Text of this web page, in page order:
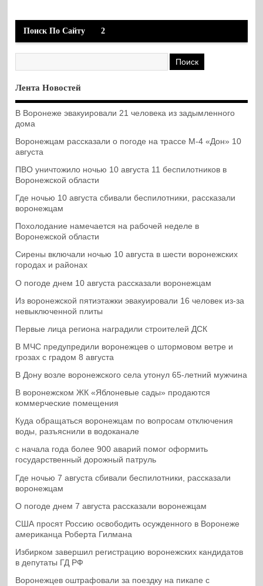
Поиск По Сайту 2
Лента Новостей
В Воронеже эвакуировали 21 человека из задымленного
дома
Воронежцам рассказали о погоде на трассе М-4 «Дон» 10
августа
ПВО уничтожило ночью 10 августа 11 беспилотников в
Воронежской области
Где ночью 10 августа сбивали беспилотники, рассказали
воронежцам
Похолодание намечается на рабочей неделе в
Воронежской области
Сирены включали ночью 10 августа в шести воронежских
городах и районах
О погоде днем 10 августа рассказали воронежцам
Из воронежской пятиэтажки эвакуировали 16 человек из-за
невыключенной плиты
Первые лица региона наградили строителей ДСК
В МЧС предупредили воронежцев о штормовом ветре и
грозах с градом 8 августа
В Дону возле воронежского села утонул 65-летний мужчина
В воронежском ЖК «Яблоневые сады» продаются
коммерческие помещения
Куда обращаться воронежцам по вопросам отключения
воды, разъяснили в водоканале
с начала года более 900 аварий помог оформить
государственный дорожный патруль
Где ночью 7 августа сбивали беспилотники, рассказали
воронежцам
О погоде днем 7 августа рассказали воронежцам
США просят Россию освободить осужденного в Воронеже
американца Роберта Гилмана
Избирком завершил регистрацию воронежских кандидатов
в депутаты ГД РФ
Воронежцев оштрафовали за поездку на пикапе с